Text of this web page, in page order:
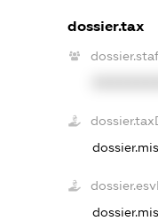
dossier.tax